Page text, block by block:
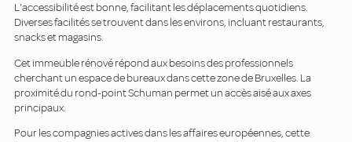
L'accessibilité est bonne, facilitant les déplacements quotidiens.
Diverses facilités se trouvent dans les environs, incluant restaurants,
snacks et magasins.
Cet immeuble rénové répond aux besoins des professionnels
cherchant un espace de bureaux dans cette zone de Bruxelles. La
proximité du rond-point Schuman permet un accès aisé aux axes
principaux.
Pour les compagnies actives dans les affaires européennes, cette